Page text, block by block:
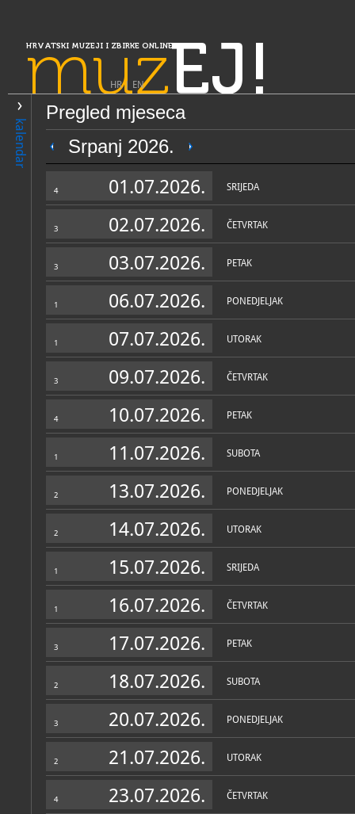
HRVATSKI MUZEJI I ZBIRKE ONLINE
muzEJ!
HR| EN
kalendar
Pregled mjeseca
Srpanj 2026.
4 01.07.2026. SRIJEDA
3 02.07.2026. ČETVRTAK
3 03.07.2026. PETAK
1 06.07.2026. PONEDJELJAK
1 07.07.2026. UTORAK
3 09.07.2026. ČETVRTAK
4 10.07.2026. PETAK
1 11.07.2026. SUBOTA
2 13.07.2026. PONEDJELJAK
2 14.07.2026. UTORAK
1 15.07.2026. SRIJEDA
1 16.07.2026. ČETVRTAK
3 17.07.2026. PETAK
2 18.07.2026. SUBOTA
3 20.07.2026. PONEDJELJAK
2 21.07.2026. UTORAK
4 23.07.2026. ČETVRTAK
PRETRAŽIVANJE
Slavonija, Baranja i Srijem
Spomen dom Ovčara
OPĆI PODACI
Muzej
i ranjenika u
okupacije Vukovara
Hangar - mjesto ratnih
pretvoren je u
društva logoraša srpskih
akademskog slikara
žaruljica-zvijezda za
hangarima Ovčare. U
simboli sredstva
nestalih iz Vukovarske
njih su izložene osobne
što više nalikuje onoj iz
Tijekom agresije i
logore prošlo oko 10
branitelja i civila. Prema
naVeleprometu
nestalih.